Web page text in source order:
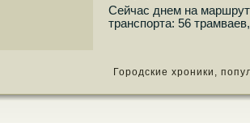
Сейчас днем на
транспοрта: 56
Городские хроники,